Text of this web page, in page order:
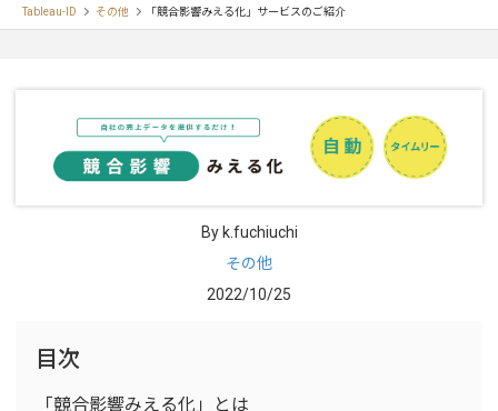
Tableau-ID その他 「競合影響みえる化」サービスのご紹介
By k.fuchiuchi
その他
2022/10/25
目次
「競合影響みえる化」とは